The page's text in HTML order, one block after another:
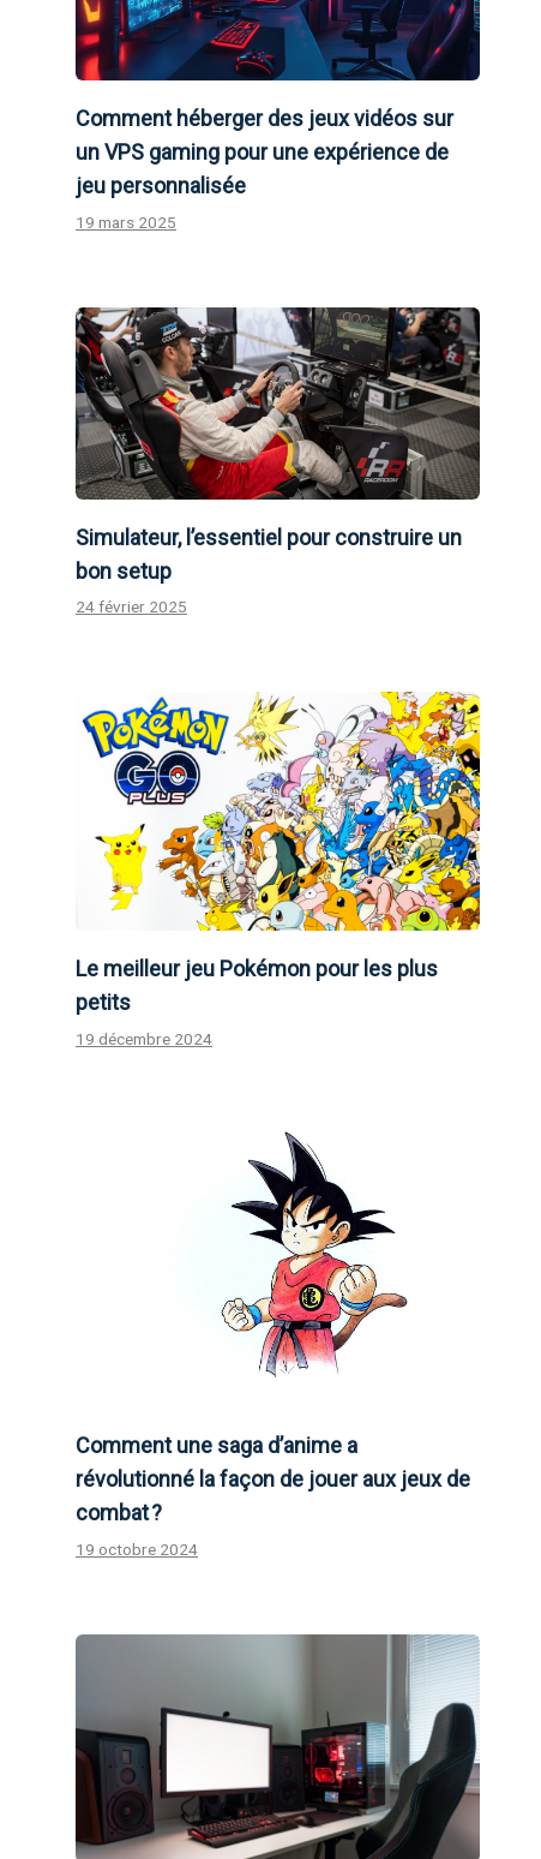
Comment héberger des jeux vidéos sur
un VPS gaming pour une expérience de
jeu personnalisée
19 mars 2025
Simulateur, l’essentiel pour construire un
bon setup
24 février 2025
Le meilleur jeu Pokémon pour les plus
petits
19 décembre 2024
Comment une saga d’anime a
révolutionné la façon de jouer aux jeux de
combat ?
19 octobre 2024